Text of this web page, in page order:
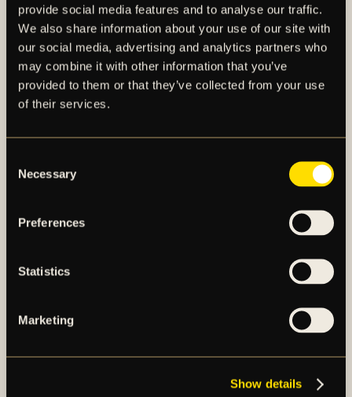
provide social media features and to analyse our traffic.
We also share information about your use of our site with
our social media, advertising and analytics partners who
may combine it with other information that you’ve
provided to them or that they’ve collected from your use
of their services.
Selection
Necessary
Preferences
Statistics
Marketing
Show details
årskortsinnehavare även till bortamötet.
FLER NYHETER